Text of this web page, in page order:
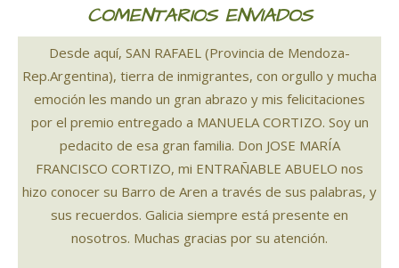
COMENTARIOS ENVIADOS
Desde aquí, SAN RAFAEL (Provincia de Mendoza-
Rep.Argentina), tierra de inmigrantes, con orgullo y mucha
emoción les mando un gran abrazo y mis felicitaciones
por el premio entregado a MANUELA CORTIZO. Soy un
pedacito de esa gran familia. Don JOSE MARÍA
FRANCISCO CORTIZO, mi ENTRAÑABLE ABUELO nos
hizo conocer su Barro de Aren a través de sus palabras, y
sus recuerdos. Galicia siempre está presente en
nosotros. Muchas gracias por su atención.